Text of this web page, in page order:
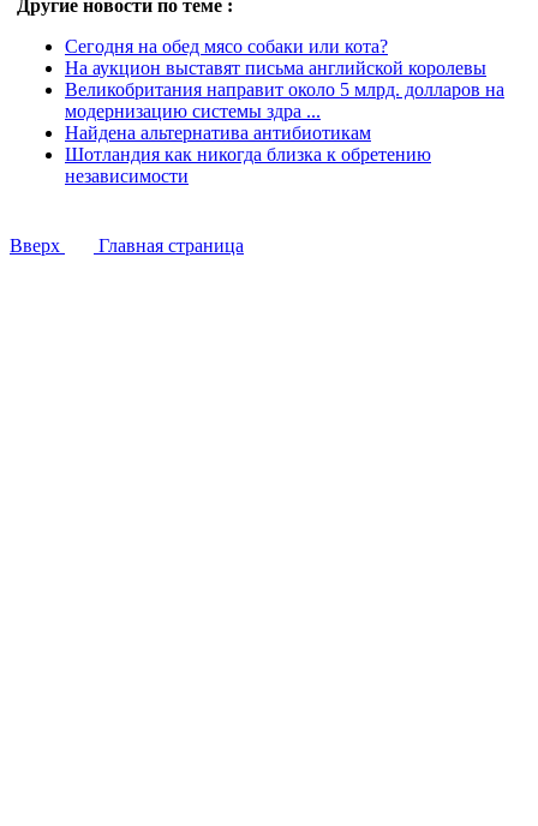
Другие новости по теме :
Сегодня на обед мясо собаки или кота?
На аукцион выставят письма английской королевы
Великобритания направит около 5 млрд. долларов на
модернизацию системы здра ...
Найдена альтернатива антибиотикам
Шотландия как никогда близка к обретению
независимости
Вверх Главная страница